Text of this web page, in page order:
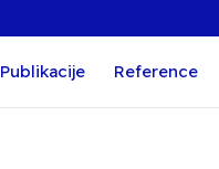
Publikacije Reference